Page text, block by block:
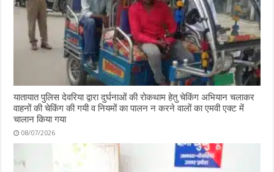
यातायात पुलिस देवरिया द्वारा दुर्घनाओं की रोकथाम हेतु चेकिंग अभियान चलाकर
वाहनों की चेकिंग की गयी व नियमों का पालन न करने वालों का एमवी एक्ट में
चालान किया गया
08/07/2026